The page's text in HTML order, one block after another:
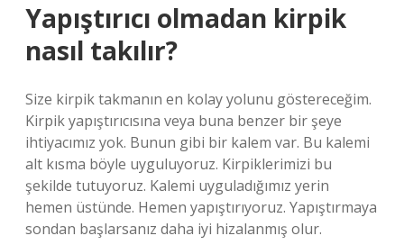
Yapıştırıcı olmadan kirpik
nasıl takılır?
Size kirpik takmanın en kolay yolunu göstereceğim.
Kirpik yapıştırıcısına veya buna benzer bir şeye
ihtiyacımız yok. Bunun gibi bir kalem var. Bu kalemi
alt kısma böyle uyguluyoruz. Kirpiklerimizi bu
şekilde tutuyoruz. Kalemi uyguladığımız yerin
hemen üstünde. Hemen yapıştırıyoruz. Yapıştırmaya
sondan başlarsanız daha iyi hizalanmış olur.